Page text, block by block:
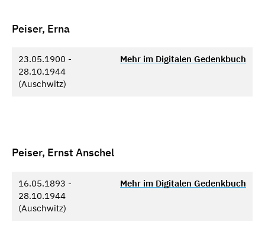
Peiser, Erna
23.05.1900 -
28.10.1944
(Auschwitz)
Mehr im Digitalen Gedenkbuch
Peiser, Ernst Anschel
16.05.1893 -
28.10.1944
(Auschwitz)
Mehr im Digitalen Gedenkbuch